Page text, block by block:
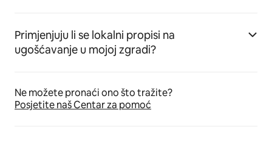
Primjenjuju li se lokalni propisi na
ugošćavanje u mojoj zgradi?
Ne možete pronaći ono što tražite?
Posjetite naš Centar za pomoć